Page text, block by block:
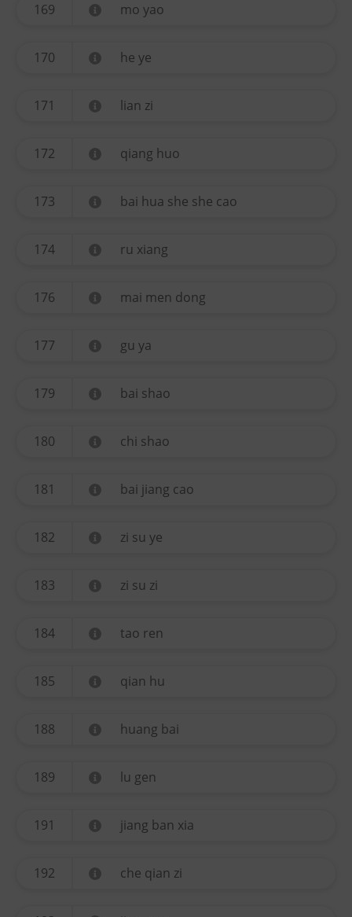
169 mo yao
170 he ye
171 lian zi
172 qiang huo
173 bai hua she she cao
174 ru xiang
176 mai men dong
177 gu ya
179 bai shao
180 chi shao
181 bai jiang cao
182 zi su ye
183 zi su zi
184 tao ren
185 qian hu
188 huang bai
189 lu gen
191 jiang ban xia
192 che qian zi